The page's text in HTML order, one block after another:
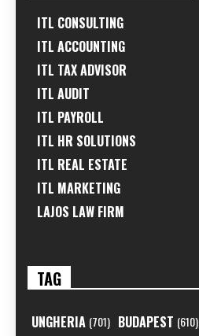
ITL CONSULTING
ITL ACCOUNTING
ITL TAX ADVISOR
ITL AUDIT
ITL PAYROLL
ITL HR SOLUTIONS
ITL REAL ESTATE
ITL MARKETING
LAJOS LAW FIRM
TAG
UNGHERIA (701) BUDAPEST (610)